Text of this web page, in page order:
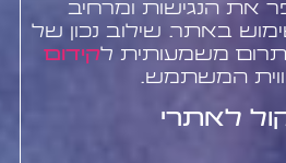
את הנגישות ומרחיב
באתר. שילוב נכון של
משמעותית לקידום
המשתמש.
לאתרי